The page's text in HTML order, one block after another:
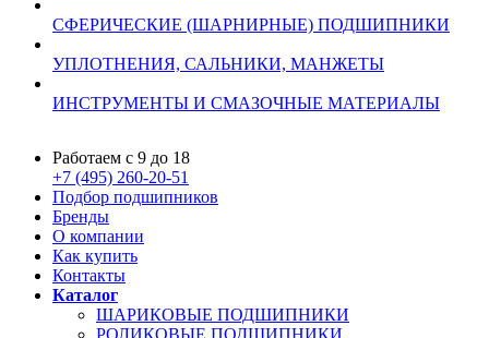
СФЕРИЧЕСКИЕ (ШАРНИРНЫЕ) ПОДШИПНИКИ
УПЛОТНЕНИЯ, САЛЬНИКИ, МАНЖЕТЫ
ИНСТРУМЕНТЫ И СМАЗОЧНЫЕ МАТЕРИАЛЫ
Работаем с 9 до 18
+7 (495) 260-20-51
Подбор подшипников
Бренды
О компании
Как купить
Контакты
Каталог
ШАРИКОВЫЕ ПОДШИПНИКИ
РОЛИКОВЫЕ ПОДШИПНИКИ